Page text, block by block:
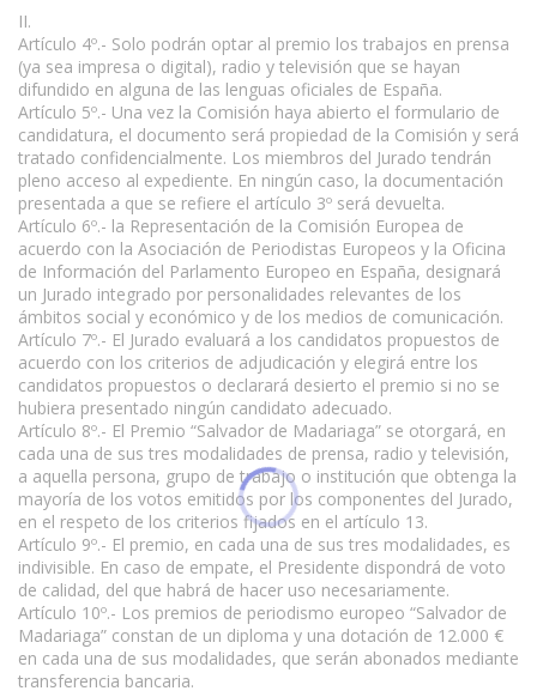
II.
Artículo 4º.- Solo podrán optar al premio los trabajos en prensa
(ya sea impresa o digital), radio y televisión que se hayan
difundido en alguna de las lenguas oficiales de España.
Artículo 5º.- Una vez la Comisión haya abierto el formulario de
candidatura, el documento será propiedad de la Comisión y será
tratado confidencialmente. Los miembros del Jurado tendrán
pleno acceso al expediente. En ningún caso, la documentación
presentada a que se refiere el artículo 3º será devuelta.
Artículo 6º.- la Representación de la Comisión Europea de
acuerdo con la Asociación de Periodistas Europeos y la Oficina
de Información del Parlamento Europeo en España, designará
un Jurado integrado por personalidades relevantes de los
ámbitos social y económico y de los medios de comunicación.
Artículo 7º.- El Jurado evaluará a los candidatos propuestos de
acuerdo con los criterios de adjudicación y elegirá entre los
candidatos propuestos o declarará desierto el premio si no se
hubiera presentado ningún candidato adecuado.
Artículo 8º.- El Premio “Salvador de Madariaga” se otorgará, en
cada una de sus tres modalidades de prensa, radio y televisión,
a aquella persona, grupo de trabajo o institución que obtenga la
mayoría de los votos emitidos por los componentes del Jurado,
en el respeto de los criterios fijados en el artículo 13.
Artículo 9º.- El premio, en cada una de sus tres modalidades, es
indivisible. En caso de empate, el Presidente dispondrá de voto
de calidad, del que habrá de hacer uso necesariamente.
Artículo 10º.- Los premios de periodismo europeo “Salvador de
Madariaga” constan de un diploma y una dotación de 12.000 €
en cada una de sus modalidades, que serán abonados mediante
transferencia bancaria.